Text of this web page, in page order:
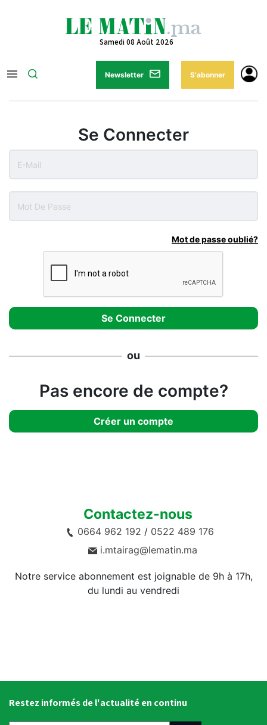
Samedi 08 Août 2026
Newsletter S'abonner
Se Connecter
Mot de passe oublié?
ou
Pas encore de compte?
Créer un compte
Contactez-nous
0664 962 192 / 0522 489 176
i.mtairag@lematin.ma
Notre service abonnement est joignable de 9h à 17h,
du lundi au vendredi
Restez informés de l'actualité en continu